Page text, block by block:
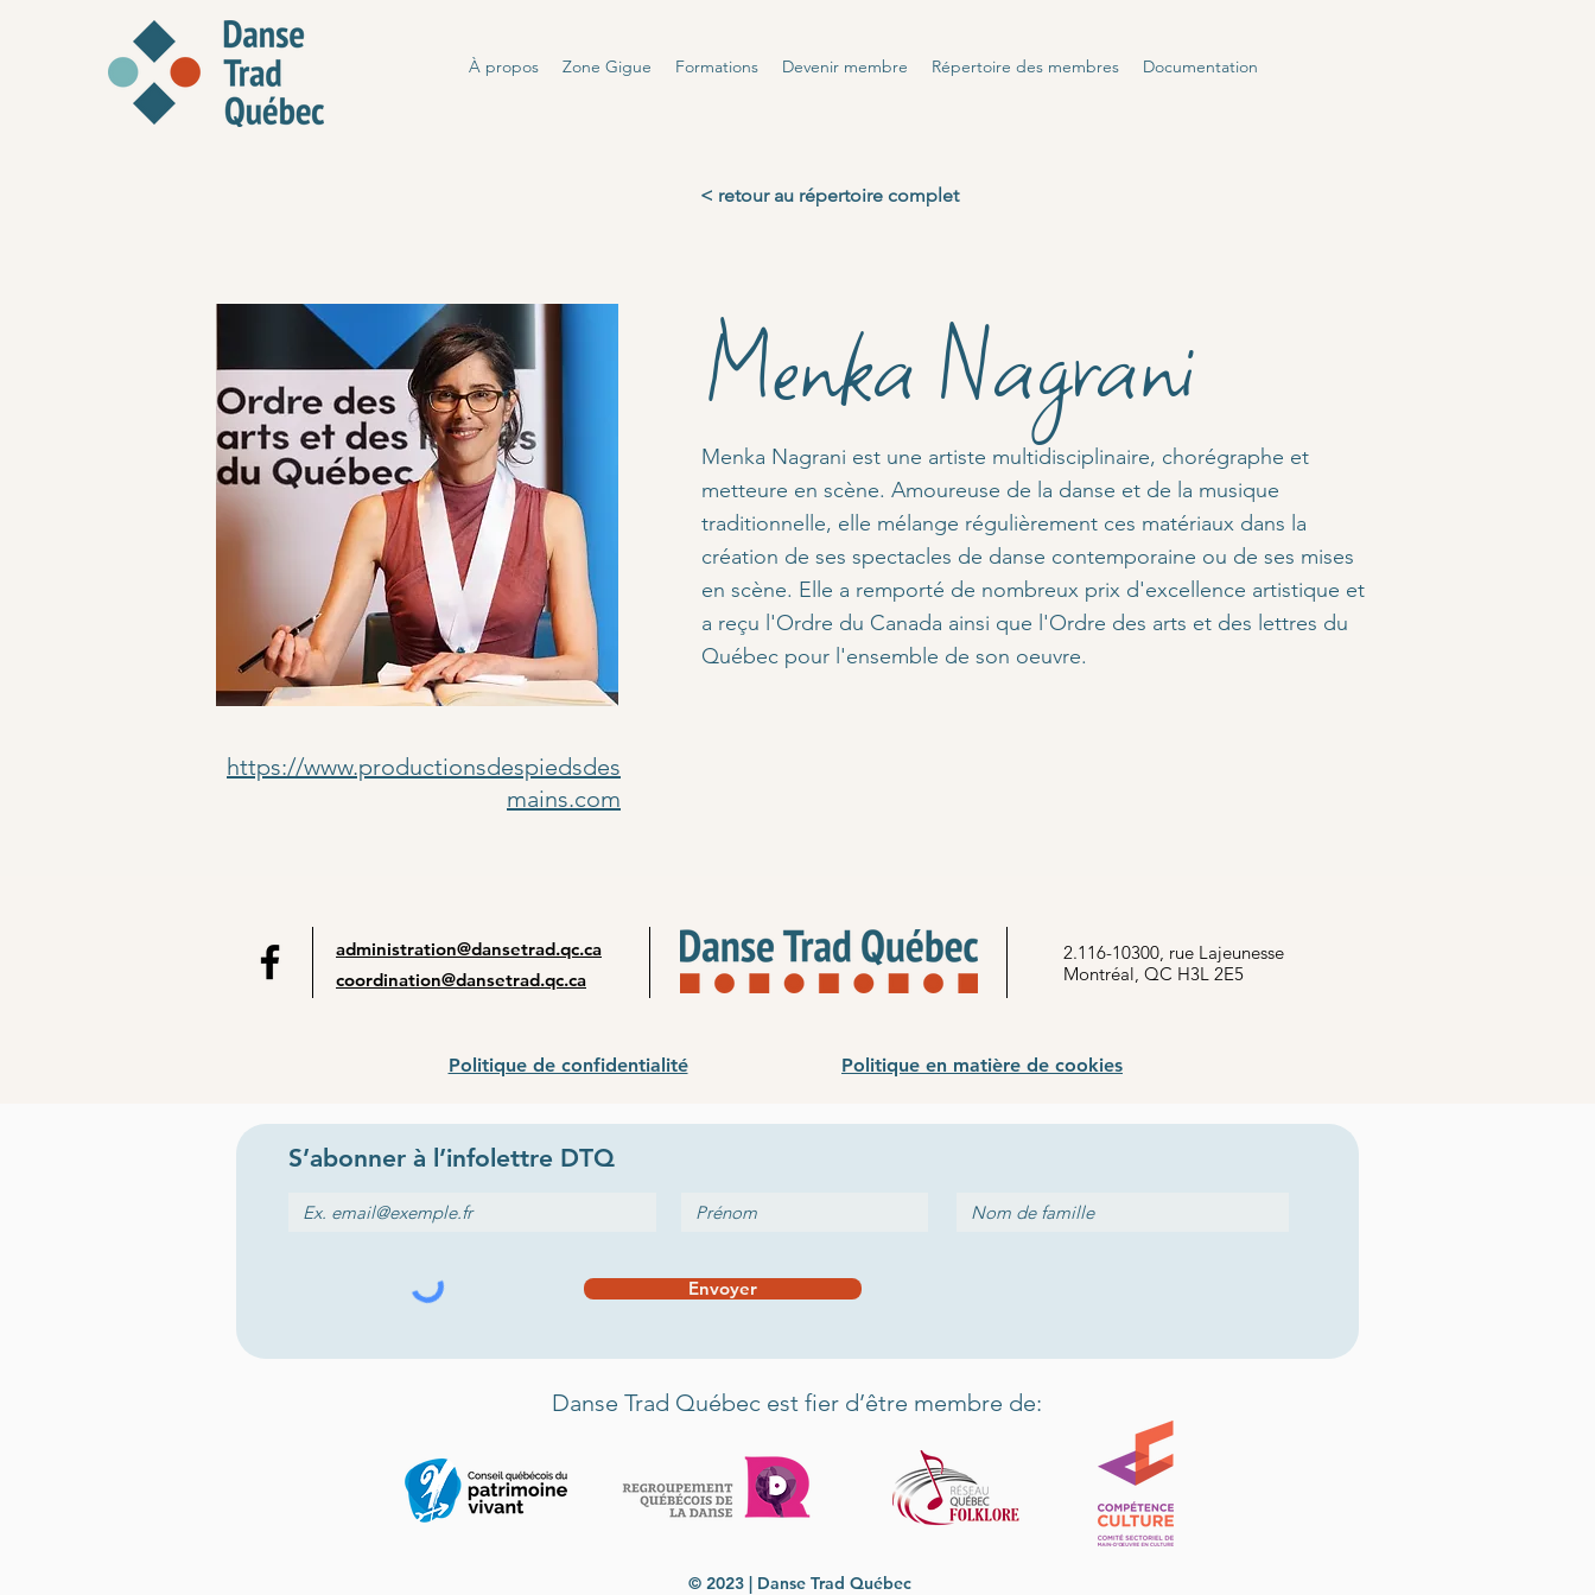
À propos Zone Gigue Formations Devenir membre Répertoire des membres Documentation
< retour au répertoire complet
Menka Nagrani
Menka Nagrani est une artiste multidisciplinaire, chorégraphe et
metteure en scène. Amoureuse de la danse et de la musique
traditionnelle, elle mélange régulièrement ces matériaux dans la
création de ses spectacles de danse contemporaine ou de ses mises
en scène. Elle a remporté de nombreux prix d'excellence artistique et
a reçu l'Ordre du Canada ainsi que l'Ordre des arts et des lettres du
Québec pour l'ensemble de son oeuvre.
https://www.productionsdespiedsdes
mains.com
administration@dansetrad.qc.ca
coordination@dansetrad.qc.ca
2.116-10300, rue Lajeunesse
Montréal, QC H3L 2E5
Politique de confidentialité Politique en matière de cookies
S’abonner à l’infolettre DTQ
Envoyer
Danse Trad Québec est fier d’être membre de:
© 2023 | Danse Trad Québec